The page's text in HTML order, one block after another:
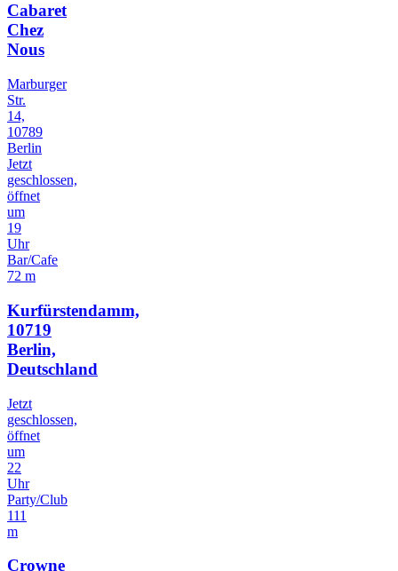
Cabaret
Chez
Nous
Marburger
Str.
14,
10789
Berlin
Jetzt
geschlossen,
öffnet
um
19
Uhr
Bar/Cafe
72 m
Kurfürstendamm,
10719
Berlin,
Deutschland
Jetzt
geschlossen,
öffnet
um
22
Uhr
Party/Club
111
m
Crowne